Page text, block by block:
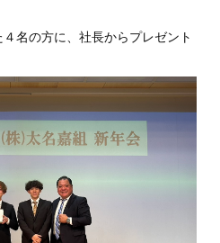
名の方に、社長からプレゼント